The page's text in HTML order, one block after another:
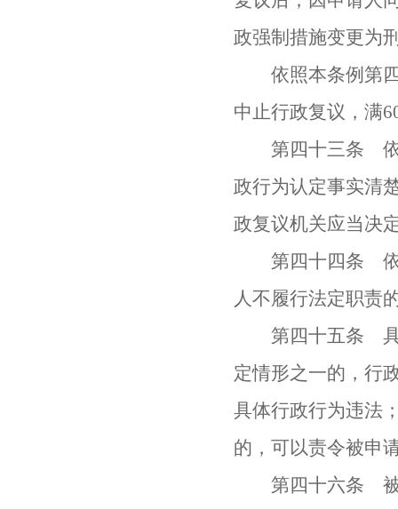
政强制措施变更为
依照本条例第四
中止行政复议，满
第四十三条 依照
政行为认定事实清
政复议机关应当决
第四十四条 依照
人不履行法定职责
第四十五条 具体
定情形之一的，行
具体行政行为违法
的，可以责令被申
第四十六条 被申